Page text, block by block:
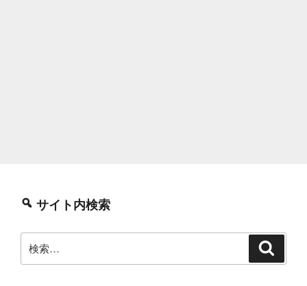
サイト内検索
索: